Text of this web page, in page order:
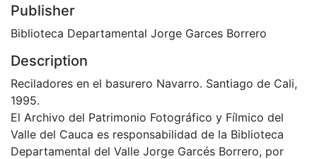
Publisher
Biblioteca Departamental Jorge Garces Borrero
Description
Reciladores en el basurero Navarro. Santiago de Cali,
1995.
El Archivo del Patrimonio Fotográfico y Fílmico del
Valle del Cauca es responsabilidad de la Biblioteca
Departamental del Valle Jorge Garcés Borrero, por